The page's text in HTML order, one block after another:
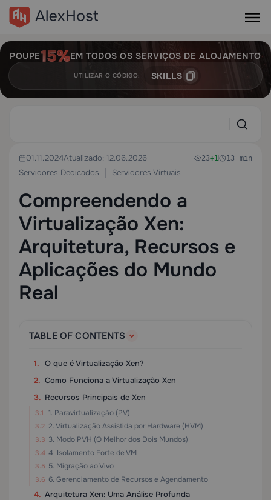
POUPE EM TODOS OS SERVIÇOS DE ALOJAMENTO
UTILIZAR O CÓDIGO: SKILLS
01.11.2024Atualizado: 12.06.2026
Servidores Dedicados
Servidores Virtuais
23+1 13 min
Compreendendo a
Virtualização Xen:
Arquitetura, Recursos e
Aplicações do Mundo
Real
TABLE OF CONTENTS
O que é Virtualização Xen?
Como Funciona a Virtualização Xen
Recursos Principais de Xen
1. Paravirtualização (PV)
2. Virtualização Assistida por Hardware (HVM)
3. Modo PVH (O Melhor dos Dois Mundos)
4. Isolamento Forte de VM
5. Migração ao Vivo
6. Gerenciamento de Recursos e Agendamento
Arquitetura Xen: Uma Análise Profunda